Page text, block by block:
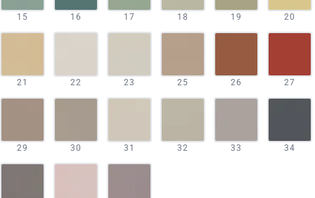
15 16 17 18 19 20
21 22 23 25 26 27
29 30 31 32 33 34